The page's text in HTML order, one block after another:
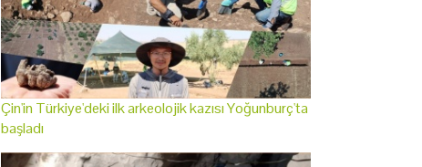
Çin'in Türkiye'deki ilk arkeolojik kazısı Yoğunburç'ta
başladı